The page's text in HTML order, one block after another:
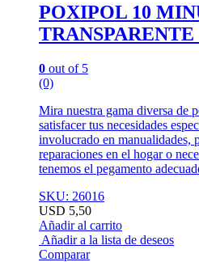
POXIPOL 10
0 out of 5
(0)
Mira nuestra gama diversa de
satisfacer tus necesidades
involucrado en manualidades,
reparaciones en el hogar o
tenemos el pegamento
SKU: 26016
USD 5,50
Añadir al carrito
Añadir a la lista de deseos
Comparar